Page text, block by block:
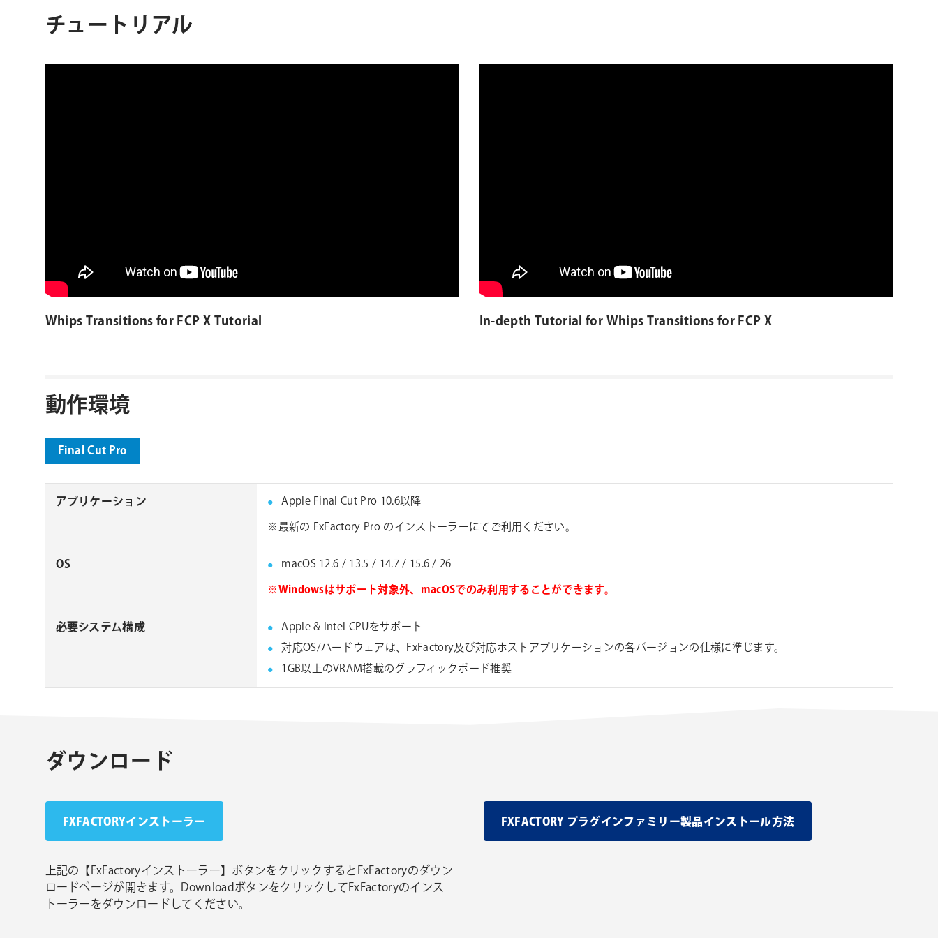
チュートリアル
Whips Transitions for FCP X Tutorial In-depth Tutorial for Whips Transitions for FCP X
動作環境
Final Cut Pro
アプリケーション
Apple Final Cut Pro 10.6以降
※最新の FxFactory Pro のインストーラーにてご利用ください。
OS
macOS 12.6 / 13.5 / 14.7 / 15.6 / 26
※Windowsはサポート対象外、macOSでのみ利用することができます。
必要システム構成
Apple & Intel CPUをサポート
対応OS/ハードウェアは、FxFactory及び対応ホストアプリケーションの各バージョンの仕様に準じます。
1GB以上のVRAM搭載のグラフィックボード推奨
ダウンロード
FXFACTORYインストーラー
上記の【FxFactoryインストーラー】ボタンをクリックするとFxFactoryのダウン
ロードページが開きます。DownloadボタンをクリックしてFxFactoryのインス
トーラーをダウンロードしてください。
FXFACTORY プラグインファミリー製品インストール方法